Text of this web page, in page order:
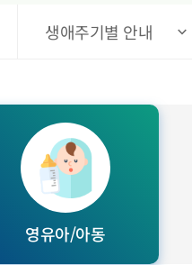
생애주기별 안내
영유아/아동